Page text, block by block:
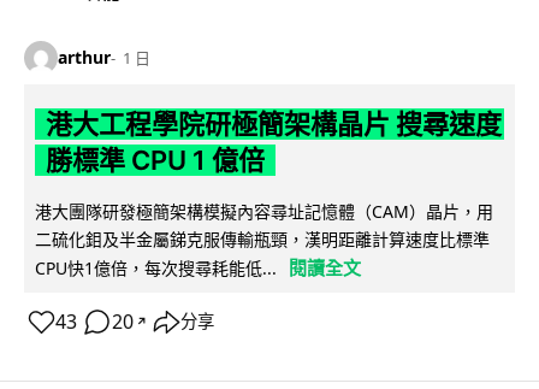
arthur 1 日
港大工程學院研極簡架構晶片 搜尋速度
勝標準 CPU 1 億倍
港大團隊研發極簡架構模擬內容尋址記憶體（CAM）晶片，用
二硫化鉬及半金屬銻克服傳輸瓶頸，漢明距離計算速度比標準
CPU快1億倍，每次搜尋耗能低...
閱讀全文
43 20 ↗ 分享